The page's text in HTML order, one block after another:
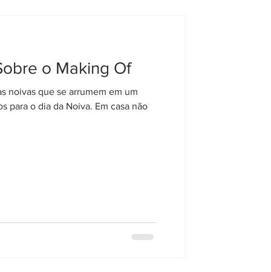
o Making Of
que se arrumem em um
para o dia da Noiva. Em casa não